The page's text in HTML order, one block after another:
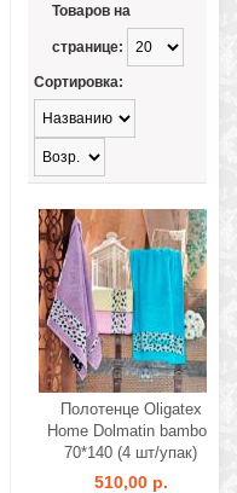
Товаров на
странице:
Сортировка:
Полотенце Oligatex
Home Dolmatin bamboo
70*140 (4 шт/упак)
510,00 р.